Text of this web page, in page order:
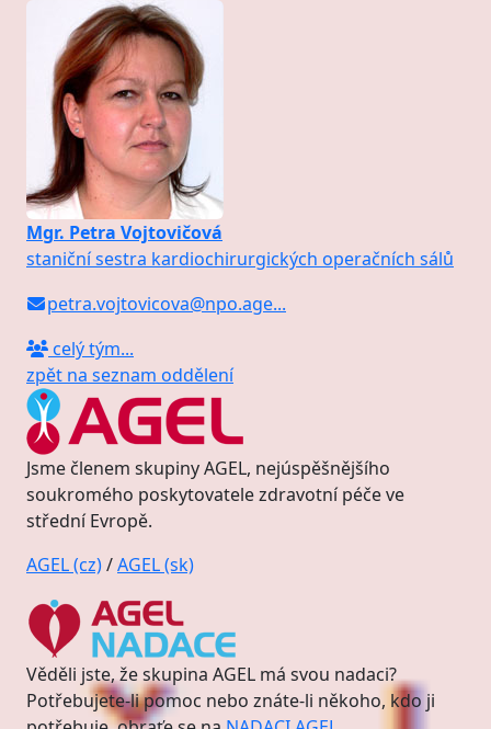
Mgr. Petra Vojtovičová
staniční sestra kardiochirurgických operačních sálů
petra.vojtovicova@npo.age...
celý tým...
zpět na seznam oddělení
Jsme členem skupiny AGEL, nejúspěšnějšího
soukromého poskytovatele zdravotní péče ve
střední Evropě.
AGEL (cz)/AGEL (sk)
Věděli jste, že skupina AGEL má svou nadaci?
Potřebujete-li pomoc nebo znáte-li někoho, kdo ji